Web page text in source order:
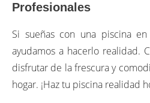
Profesionales
Si sueñas con una piscina
ayudamos a hacerlo realidad.
disfrutar de la frescura y
hogar. ¡Haz tu piscina realidad